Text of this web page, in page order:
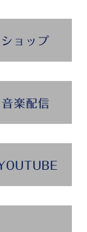
ショップ
音楽配信